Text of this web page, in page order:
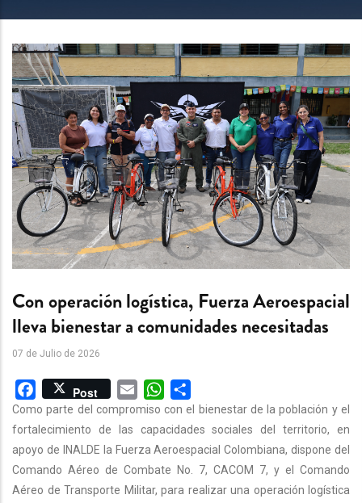
A
LA
NAVEGACIÓN
Con operación logística, Fuerza Aeroespacial
lleva bienestar a comunidades necesitadas
07 de Julio de 2026
Facebook
Post Email WhatsApp
Como parte del compromiso con el bienestar de la población y el
fortalecimiento de las capacidades sociales del territorio, en
apoyo de INALDE la Fuerza Aeroespacial Colombiana, dispone del
Comando Aéreo de Combate No. 7, CACOM 7, y el Comando
Aéreo de Transporte Militar, para realizar una operación logística